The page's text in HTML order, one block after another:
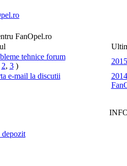
FanOpel.ro
tehnice forum
2, 3)
e-mail la discutii